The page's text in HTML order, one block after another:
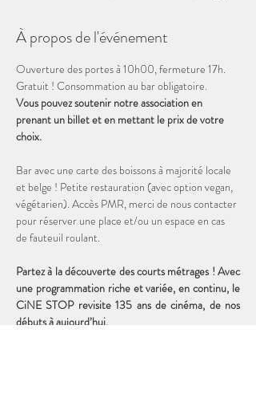
À propos de l'événement
Ouverture des portes à 10h00, fermeture 17h.
Gratuit ! Consommation au bar obligatoire.
Vous pouvez soutenir notre association en
prenant un billet et en mettant le prix de votre
choix.
Bar avec une carte des boissons à majorité locale
et belge ! Petite restauration (avec option vegan,
végétarien). Accès PMR, merci de nous contacter
pour réserver une place et/ou un espace en cas
de fauteuil roulant.
Partez à la découverte des courts métrages ! Avec
une programmation riche et variée, en continu, le
CiNE STOP revisite 135 ans de cinéma, de nos
débuts à aujourd’hui.